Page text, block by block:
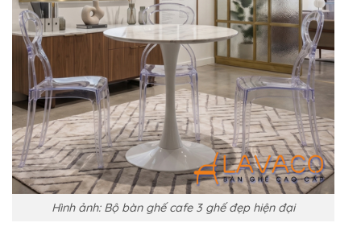
Hình ảnh: Bộ bàn ghế cafe 3 ghế đẹp hiện đại